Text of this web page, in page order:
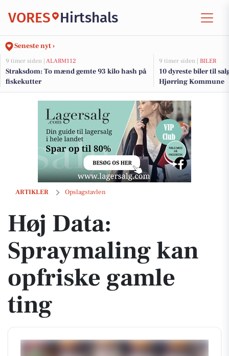
VORES Hirtshals
Seneste nyt ›
9 timer siden | ALARM112
Straksdom: To mænd gemte 93 kilo hash på
fiskekutter
9 timer siden | BILER
10 dyreste biler til
Hjørring Kommune
ARTIKLER Opslagstavlen
Høj Data: Spraymaling kan opfriske gamle ting
Høj Data:
Spraymaling kan
opfriske gamle
ting